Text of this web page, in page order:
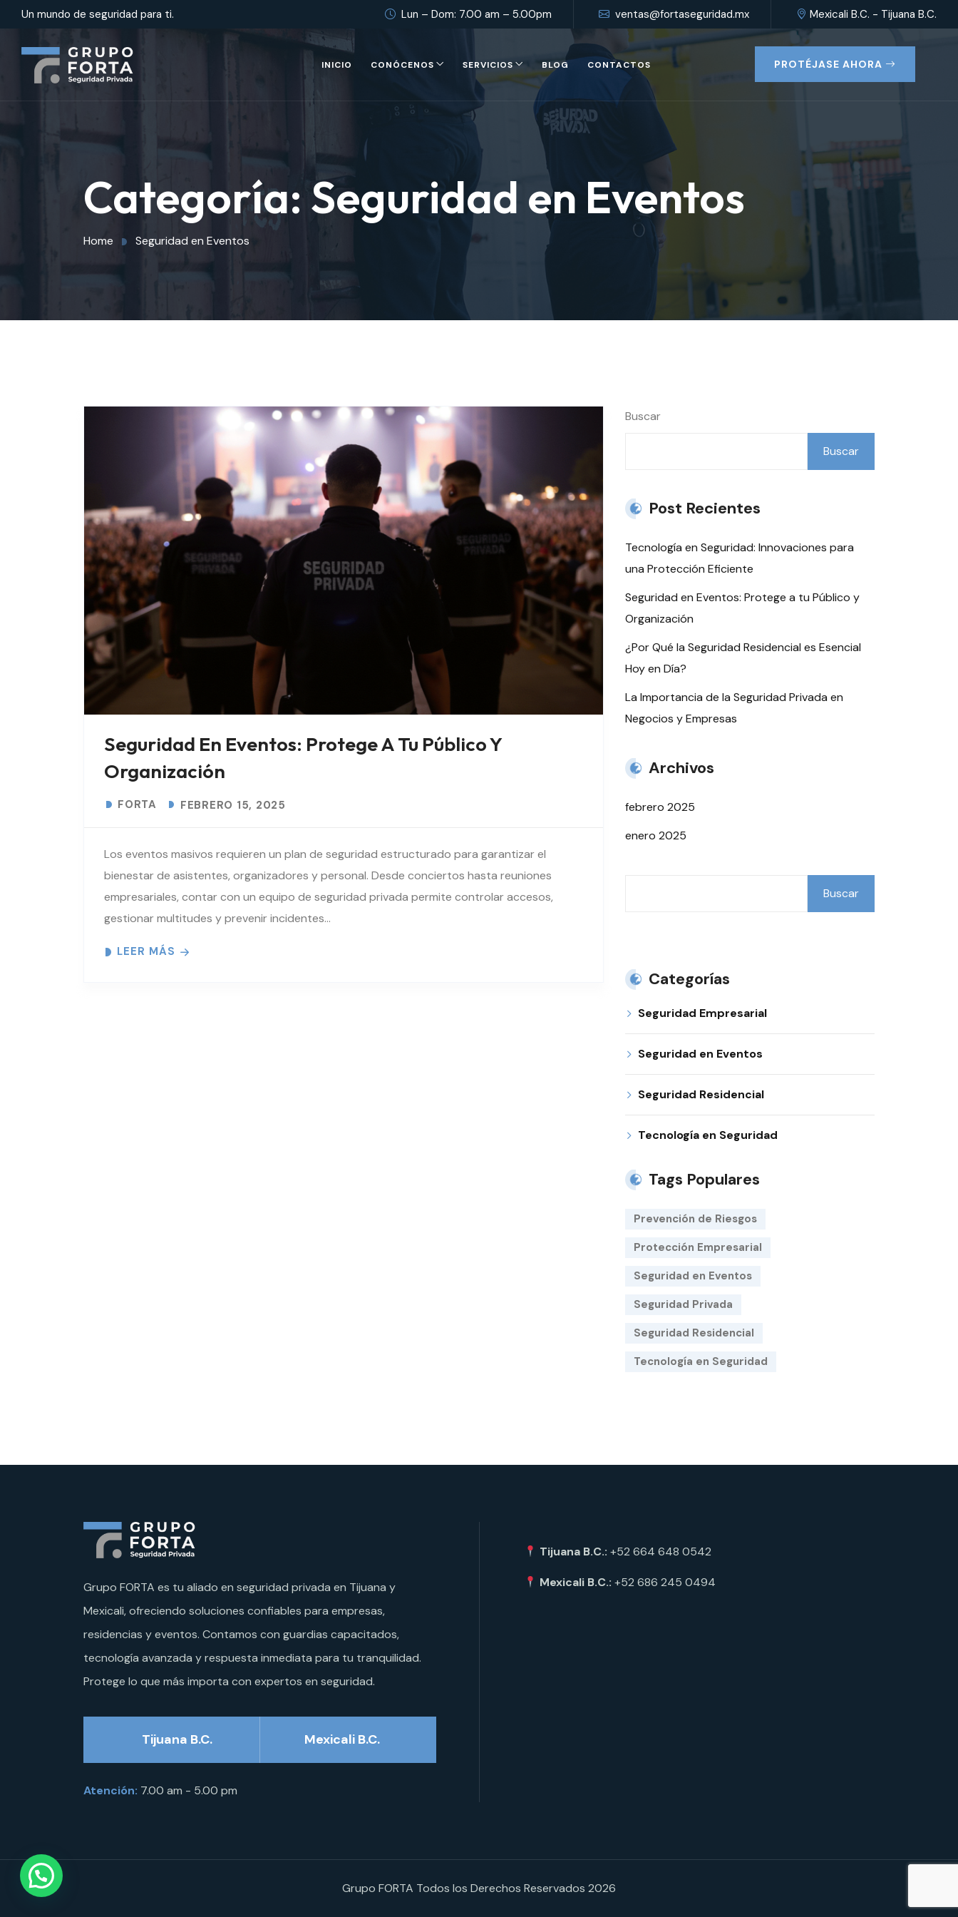
Un mundo de seguridad para ti. Lun – Dom: 7.00 am – 5.00pm ventas@fortaseguridad.mx Mexicali B.C. - Tijuana B.C.
INICIO CONÓCENOS SERVICIOS BLOG CONTACTOS PROTÉJASE AHORA
Categoría: Seguridad en Eventos
Home Seguridad en Eventos
Seguridad En Eventos: Protege A Tu Público Y
Organización
FORTA FEBRERO 15, 2025
Los eventos masivos requieren un plan de seguridad estructurado para garantizar el
bienestar de asistentes, organizadores y personal. Desde conciertos hasta reuniones
empresariales, contar con un equipo de seguridad privada permite controlar accesos,
gestionar multitudes y prevenir incidentes…
LEER MÁS
Buscar
Buscar
Post Recientes
Tecnología en Seguridad: Innovaciones para
una Protección Eficiente
Seguridad en Eventos: Protege a tu Público y
Organización
¿Por Qué la Seguridad Residencial es Esencial
Hoy en Día?
La Importancia de la Seguridad Privada en
Negocios y Empresas
Archivos
febrero 2025
enero 2025
Buscar
Categorías
Seguridad Empresarial
Seguridad en Eventos
Seguridad Residencial
Tecnología en Seguridad
Tags Populares
Prevención de Riesgos
Protección Empresarial
Seguridad en Eventos
Seguridad Privada
Seguridad Residencial
Tecnología en Seguridad
Grupo FORTA es tu aliado en seguridad privada en Tijuana y
Mexicali, ofreciendo soluciones confiables para empresas,
residencias y eventos. Contamos con guardias capacitados,
tecnología avanzada y respuesta inmediata para tu tranquilidad.
Protege lo que más importa con expertos en seguridad.
Tijuana B.C. Mexicali B.C.
Atención: 7.00 am - 5.00 pm
Tijuana B.C.: +52 664 648 0542
Mexicali B.C.: +52 686 245 0494
Grupo FORTA Todos los Derechos Reservados 2026